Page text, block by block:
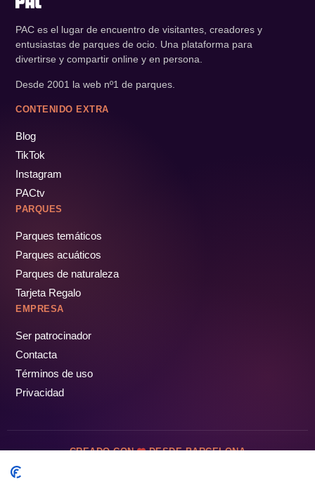
PAC es el lugar de encuentro de visitantes, creadores y
entusiastas de parques de ocio. Una plataforma para
divertirse y compartir online y en persona.
Desde 2001 la web nº1 de parques.
CONTENIDO EXTRA
Blog
TikTok
Instagram
PACtv
PARQUES
Parques temáticos
Parques acuáticos
Parques de naturaleza
Tarjeta Regalo
EMPRESA
Ser patrocinador
Contacta
Términos de uso
Privacidad
CREADO CON DESDE BARCELONA